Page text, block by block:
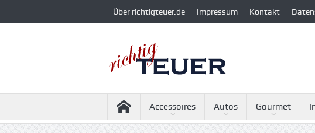
Über richtigteuer.de Impressum Kontakt
Accessoires Autos Gourmet